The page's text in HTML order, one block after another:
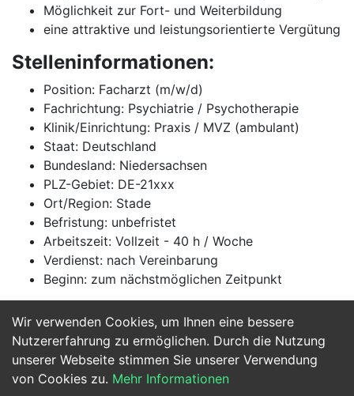
Wir verwenden Cookies, um Ihnen eine bessere
Nutzererfahrung zu ermöglichen. Durch die Nutzung
unserer Webseite stimmen Sie unserer Verwendung
von Cookies zu. Mehr Informationen
Möglichkeit zur Fort- und Weiterbildung
eine attraktive und leistungsorientierte Vergütung
Stelleninformationen:
Position: Facharzt (m/w/d)
Fachrichtung: Psychiatrie / Psychotherapie
Klinik/Einrichtung: Praxis / MVZ (ambulant)
Staat: Deutschland
Bundesland: Niedersachsen
PLZ-Gebiet: DE-21xxx
Ort/Region: Stade
Befristung: unbefristet
Arbeitszeit: Vollzeit - 40 h / Woche
Verdienst: nach Vereinbarung
Beginn: zum nächstmöglichen Zeitpunkt
Jetzt Bewerben